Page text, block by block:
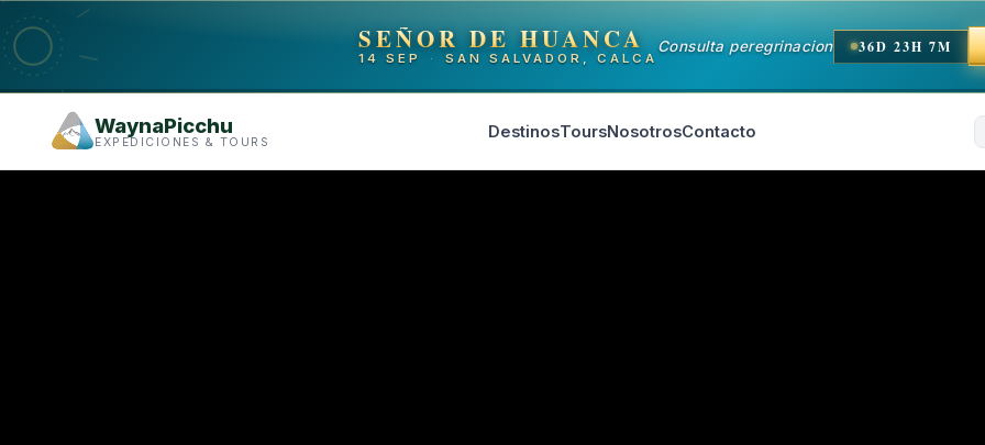
SEÑOR DE HUANCA
14 SEP · SAN SALVADOR, CALCA
Consulta peregrinacion 36D 23H 7M
WaynaPicchu
EXPEDICIONES & TOURS
DestinosToursNosotrosContacto